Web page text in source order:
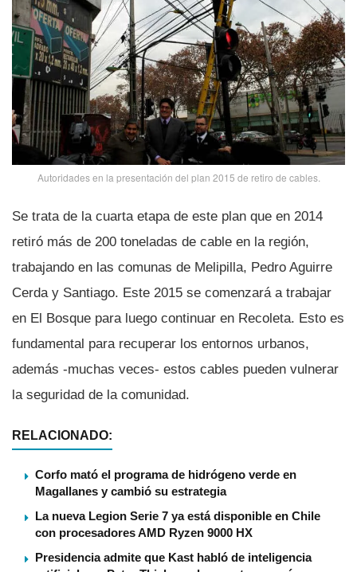
Autoridades en la presentación del plan 2015 de retiro de cables.
Se trata de la cuarta etapa de este plan que en 2014
retiró más de 200 toneladas de cable en la región,
trabajando en las comunas de Melipilla, Pedro Aguirre
Cerda y Santiago. Este 2015 se comenzará a trabajar
en El Bosque para luego continuar en Recoleta. Esto es
fundamental para recuperar los entornos urbanos,
además -muchas veces- estos cables pueden vulnerar
la seguridad de la comunidad.
RELACIONADO:
Corfo mató el programa de hidrógeno verde en
Magallanes y cambió su estrategia
La nueva Legion Serie 7 ya está disponible en Chile
con procesadores AMD Ryzen 9000 HX
Presidencia admite que Kast habló de inteligencia